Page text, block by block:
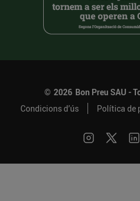
© 2026 Bon Preu SAU -
Condicions d’ús
Política de